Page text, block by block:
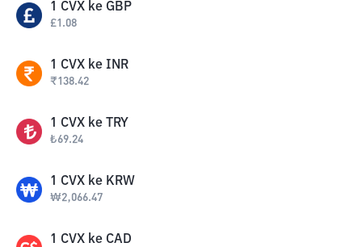
1 CVX ke GBP
£1.08
1 CVX ke INR
₹138.42
1 CVX ke TRY
₺69.24
1 CVX ke KRW
₩2,066.47
1 CVX ke CAD